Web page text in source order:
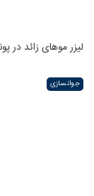
لیزر موهای زائد
جوانسازی